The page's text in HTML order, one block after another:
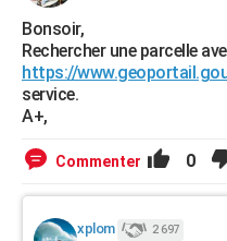
Bonsoir,
Rechercher une parcelle
https://
service.
A+,
Commenter 0
xplom 2 697